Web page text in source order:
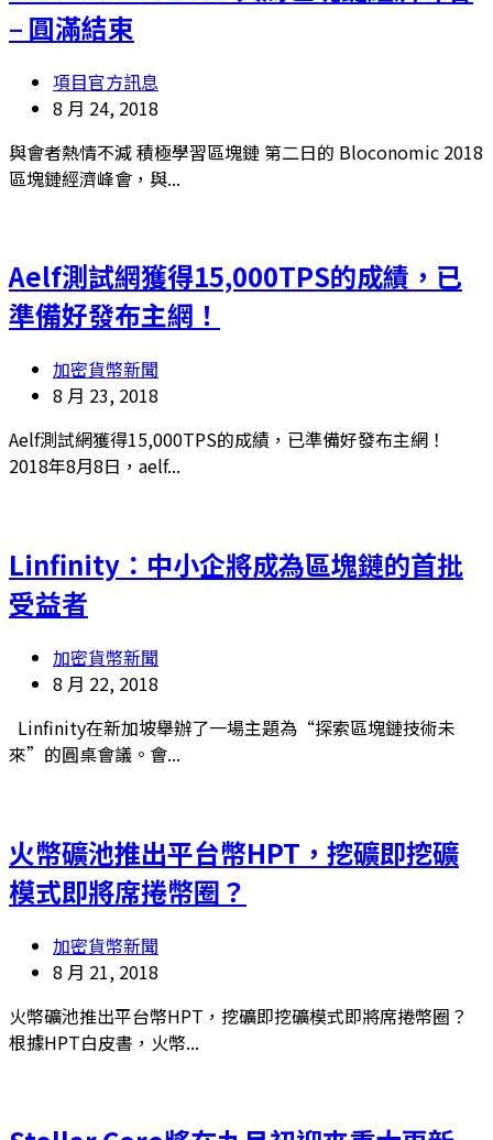
– 圓滿結束
項目官方訊息
8 月 24, 2018
與會者熱情不減 積極學習區塊鏈 第二日的 Bloconomic 2018
區塊鏈經濟峰會，與...
Aelf測試網獲得15,000TPS的成績，已
準備好發布主網！
加密貨幣新聞
8 月 23, 2018
Aelf測試網獲得15,000TPS的成績，已準備好發布主網！
2018年8月8日，aelf...
Linfinity：中小企將成為區塊鏈的首批
受益者
加密貨幣新聞
8 月 22, 2018
Linfinity在新加坡舉辦了一場主題為“探索區塊鏈技術未
來”的圓桌會議。會...
火幣礦池推出平台幣HPT，挖礦即挖礦
模式即將席捲幣圈？
加密貨幣新聞
8 月 21, 2018
火幣礦池推出平台幣HPT，挖礦即挖礦模式即將席捲幣圈？
根據HPT白皮書，火幣...